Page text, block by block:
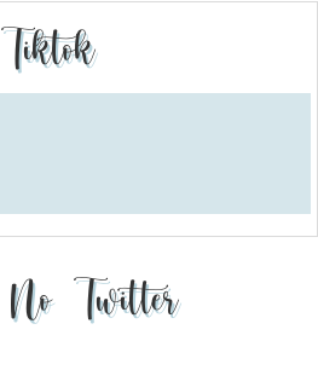
Tiktok
Twitter